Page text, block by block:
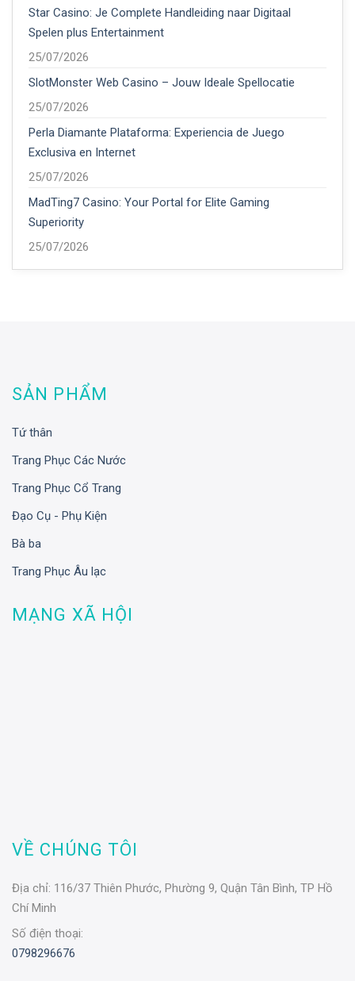
Star Casino: Je Complete Handleiding naar Digitaal
Spelen plus Entertainment
25/07/2026
SlotMonster Web Casino – Jouw Ideale Spellocatie
25/07/2026
Perla Diamante Plataforma: Experiencia de Juego
Exclusiva en Internet
25/07/2026
MadTing7 Casino: Your Portal for Elite Gaming
Superiority
25/07/2026
SẢN PHẨM
Tứ thân
Trang Phục Các Nước
Trang Phục Cổ Trang
Đạo Cụ - Phụ Kiện
Bà ba
Trang Phục Âu lạc
MẠNG XÃ HỘI
VỀ CHÚNG TÔI
Địa chỉ: 116/37 Thiên Phước, Phường 9, Quận Tân Bình, TP Hồ
Chí Minh
Số điện thoại:
0798296676